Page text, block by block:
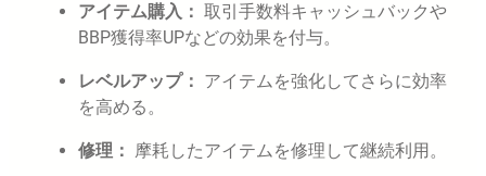
アイテム購入： 取引手数料キャッシュバックや
BBP獲得率UPなどの効果を付与。
レベルアップ： アイテムを強化してさらに効率
を高める。
修理： 摩耗したアイテムを修理して継続利用。